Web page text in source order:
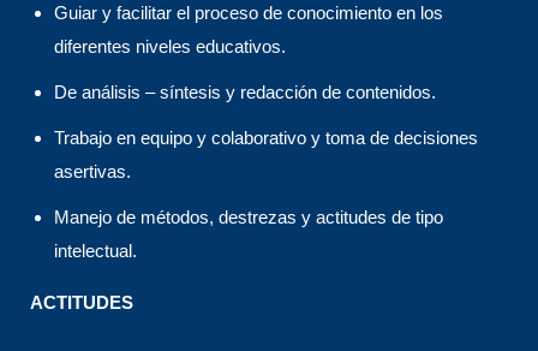
Guiar y facilitar el proceso de conocimiento en los
diferentes niveles educativos.
De análisis – síntesis y redacción de contenidos.
Trabajo en equipo y colaborativo y toma de decisiones
asertivas.
Manejo de métodos, destrezas y actitudes de tipo
intelectual.
ACTITUDES